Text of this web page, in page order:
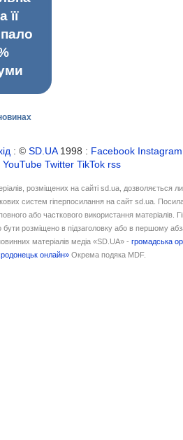
її
: ©SD.UA1998 : Facebook Instagram
YouTube Twitter TikTok rss
розміщених на сайті sd.ua, дозволяється
систем гіперпосилання на сайт sd.ua.
або часткового використання матеріалів.
розміщено в підзаголовку або в першому
матеріалів медіа «SD.UA» -громадська
онлайн» Окрема подяка MDF.